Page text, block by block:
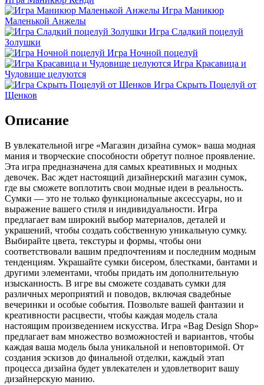
Игра Маникюр
Маленькой Анжелы
Игра Сладкий поцелуй
Золушки
Игра Ночной поцелуй
Игра Красавица и
Чудовище целуются
Игра Скрыть Поцелуй от
Щенков
Описание
В увлекательной игре «Магазин дизайна сумок» ваша модная
мания и творческие способности обретут полное проявление.
Эта игра предназначена для самых креативных и модных
девочек. Вас ждет настоящий дизайнерский магазин сумок,
где вы сможете воплотить свои модные идеи в реальность.
Сумки — это не только функциональные аксессуары, но и
выражение вашего стиля и индивидуальности. Игра
предлагает вам широкий выбор материалов, деталей и
украшений, чтобы создать собственную уникальную сумку.
Выбирайте цвета, текстуры и формы, чтобы они
соответствовали вашим предпочтениям и последним модным
тенденциям. Украшайте сумки бисером, блестками, бантами и
другими элементами, чтобы придать им дополнительную
изысканность. В игре вы сможете создавать сумки для
различных мероприятий и поводов, включая свадебные
вечеринки и особые события. Позвольте вашей фантазии и
креативности расцвести, чтобы каждая модель стала
настоящим произведением искусства. Игра «Bag Design Shop»
предлагает вам множество возможностей и вариантов, чтобы
каждая ваша модель была уникальной и неповторимой. От
создания эскизов до финальной отделки, каждый этап
процесса дизайна будет увлекателен и удовлетворит вашу
дизайнерскую манию.